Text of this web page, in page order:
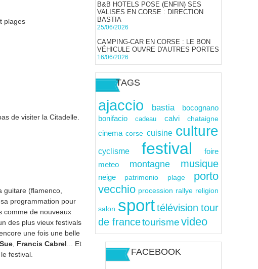
plages
de visiter la Citadelle.
guitare (flamenco,
programmation pour
comme de nouveaux
des plus vieux festivals
une fois une belle
Francis Cabrel ... Et
festival.
B&B HOTELS POSE (ENFIN) SES
VALISES EN CORSE : DIRECTION
BASTIA
25/06/2026
CAMPING-CAR EN CORSE : LE BON
VÉHICULE OUVRE D'AUTRES PORTES
16/06/2026
TAGS
ajaccio bastia bocognano
bonifacio cadeau calvi chataigne
cinema corse cuisine culture
cyclisme festival foire
meteo montagne musique
neige patrimonio plage
porto
vecchio procession rallye religion
salon sport télévision tour
de francetourismevideo
FACEBOOK